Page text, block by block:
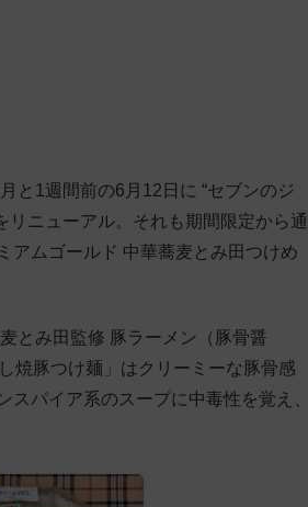
と1週間前の6月12日に “セブンのジ
リニューアル。それも期間限定から通
アムゴールド 中華蕎麦とみ田つけめ
とみ田監修 豚ラーメン（豚骨醤
焼豚つけ麺」はクリーミーな豚骨感
パイア系のスープに中毒性を覚え、